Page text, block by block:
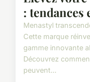
: tendances
Menastyl
Cette marque
gamme innovante
Découvrez
peuvent...